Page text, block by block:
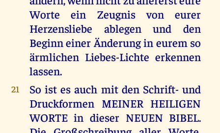
Worte ein Zeugnis von eurer
Herzensliebe ablegen und den
Beginn einer Änderung in eurem so
ärmlichen Liebes-Lichte erkennen
lassen.
21
So ist es auch mit den Schrift- und
Druckformen MEINER HEILIGEN
WORTE in dieser NEUEN BIBEL.